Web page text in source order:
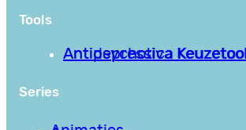
Tools
Antipsychotica Keuzetool
Antidepressiva Keuzetool
Series